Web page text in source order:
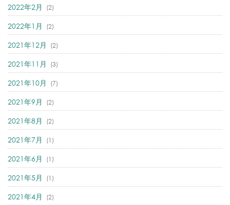
2022年2月 (2)
2022年1月 (2)
2021年12月 (2)
2021年11月 (3)
2021年10月 (7)
2021年9月 (2)
2021年8月 (2)
2021年7月 (1)
2021年6月 (1)
2021年5月 (1)
2021年4月 (2)